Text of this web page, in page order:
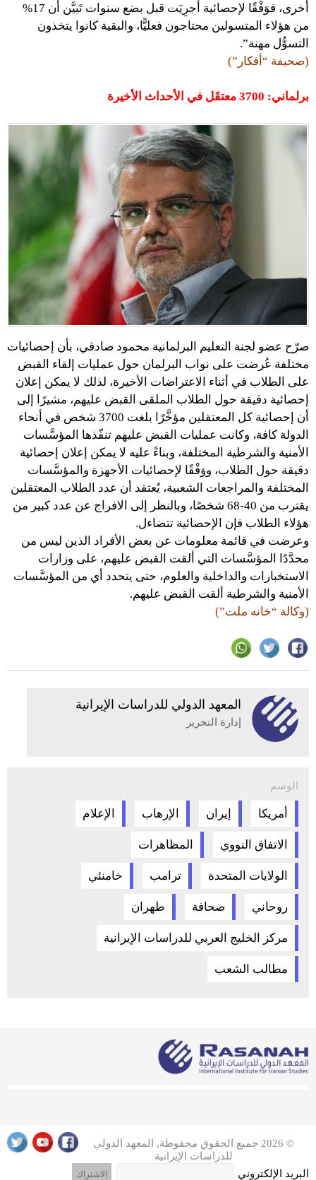
أخرى، فوَفْقًا لإحصائية أُجرِيَت قبل بضع سنوات تَبيَّن أن 17%
من هؤلاء المتسولين محتاجون فعليًّا، والبقية كانوا يتخذون
التسوُّل مهنة”.
(صحيفة “أفكار”)
برلماني: 3700 معتقَل في الأحداث الأخيرة
صرّح عضو لجنة التعليم البرلمانية محمود صادقي، بأن إحصائيات
مختلفة عُرضت على نواب البرلمان حول عمليات إلقاء القبض
على الطلاب في أثناء الاعتراضات الأخيرة، لذلك لا يمكن إعلان
إحصائية دقيقة حول الطلاب الملقى القبض عليهم، مشيرًا إلى
أن إحصائية كل المعتقلين مؤخَّرًا بلغت 3700 شخص في أنحاء
الدولة كافة، وكانت عمليات القبض عليهم تنفّذها المؤسَّسات
الأمنية والشرطية المختلفة، وبناءً عليه لا يمكن إعلان إحصائية
دقيقة حول الطلاب، ووَفْقًا لإحصائيات الأجهزة والمؤسَّسات
المختلفة والمراجعات الشعبية، يُعتقد أن عدد الطلاب المعتقلين
يقترب من 40-68 شخصًا، وبالنظر إلى الافراج عن عدد كبير من
هؤلاء الطلاب فإن الإحصائية تتضاءل.
وعرضت في قائمة معلومات عن بعض الأفراد الذين ليس من
محدَّدًا المؤسَّسات التي ألقت القبض عليهم، على وزارات
الاستخبارات والداخلية والعلوم، حتى يتحدد أي من المؤسَّسات
الأمنية والشرطية ألقت القبض عليهم.
(وكالة “خانه ملت”)
المعهد الدولي للدراسات الإيرانية
إدارة التحرير
الوسم
أمريكا إيران الإرهاب الإعلام
الاتفاق النووي المظاهرات
الولايات المتحدة ترامب خامنئي
روحاني صحافة طهران
مركز الخليج العربي للدراسات الإيرانية
مطالب الشعب
البريد الإلكتروني
© 2026 جميع الحقوق محفوظة, المعهد الدولي
للدراسات الإيرانية